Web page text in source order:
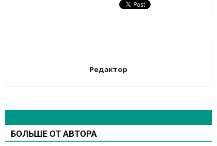
Редактор
БОЛЬШЕ ОТ АВТОРА